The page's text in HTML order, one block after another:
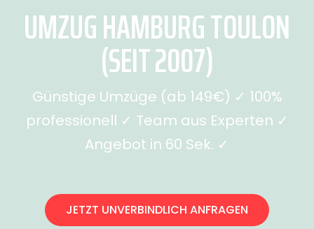
UMZUG HAMBURG TOULON
(SEIT 2007)
Günstige Umzüge (ab 149€) ✓ 100%
professionell ✓ Team aus Experten ✓
Angebot in 60 Sek. ✓
JETZT UNVERBINDLICH ANFRAGEN